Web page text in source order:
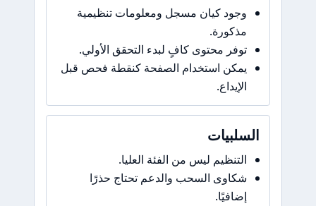
وجود كيان مسجل ومعلومات تنظيمية
مذكورة.
توفر محتوى كافٍ لبدء التحقق الأولي.
يمكن استخدام الصفحة كنقطة فحص قبل
الإيداع.
السلبيات
التنظيم ليس من الفئة العليا.
شكاوى السحب والدعم تحتاج حذرًا
إضافيًا.